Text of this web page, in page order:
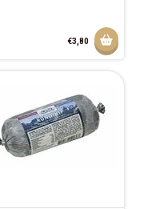
toevoegen
€3,80 Aan